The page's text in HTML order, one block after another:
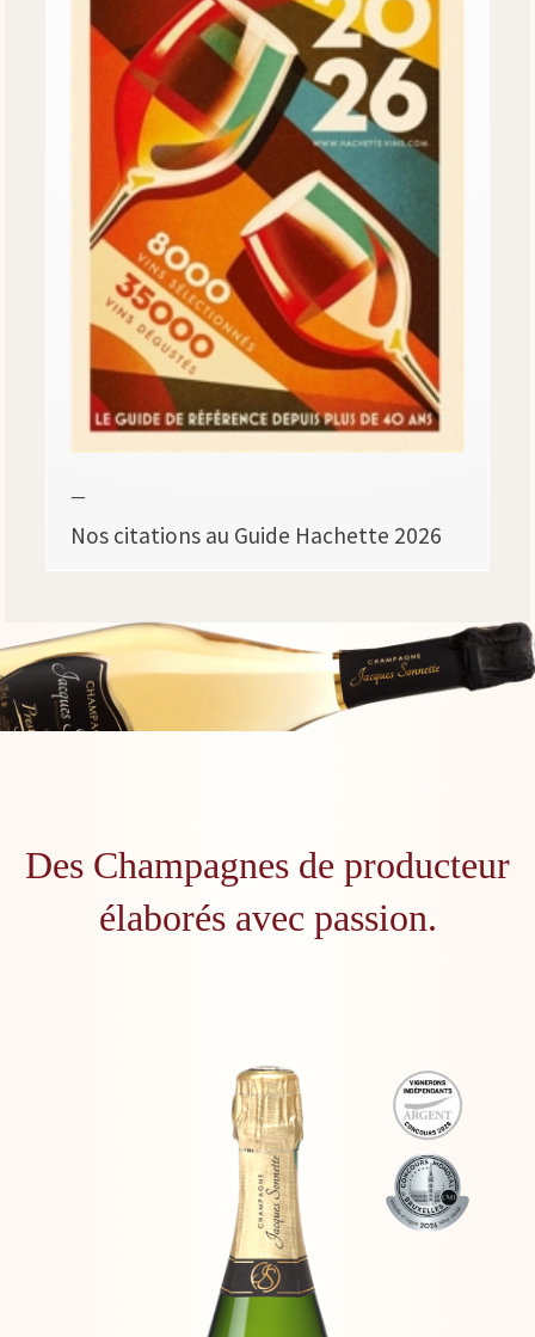
—
Nos citations au Guide Hachette 2026
Des Champagnes de producteur
élaborés avec passion.